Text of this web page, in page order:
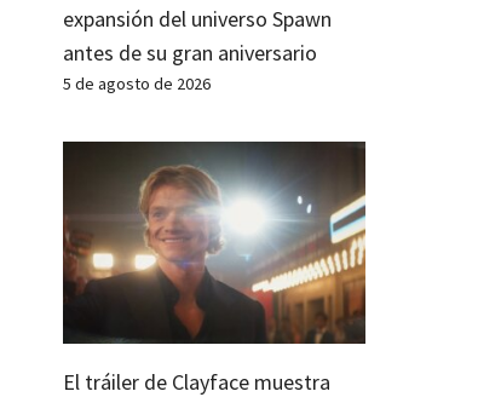
expansión del universo Spawn
antes de su gran aniversario
5 de agosto de 2026
El tráiler de Clayface muestra